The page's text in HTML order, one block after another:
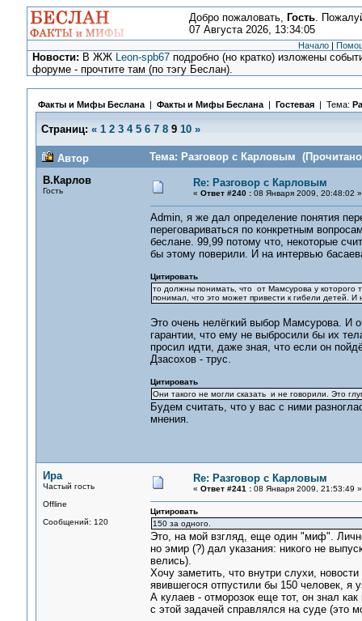
Добро пожаловать, Гость.
07 Августа 2026, 13:34:05
Начало |
Новости: В ЖЖ Leon-spb67 подробно (но кратко) изложены
форуме - прочтите там (по тэгу Беслан).
Факты и Мифы Беслана| Факты и Мифы Беслана| Гостевая | Тема:
Страниц: « 1 2 3 4 5 6 7 8 9 10 »
Автор
Тема: Разговор с Карловым (Прочитано
В.Карлов
Гость
Re: Разговор с Карловым
« Ответ #240 :08 Января 2009, 20:48:02 »
Admin, я же дал определение понятия
переговариваться по конкретным
беслане. 99,99 потому что, некоторые
бы этому поверили. И на интервью
Цитировать
то должны понимать, что от Мамсурова у которого
понимал, что это может привести к гибели детей.
Это очень нелёгкий выбор Мамсурова. И
гарантии, что ему не выбросили бы их
просил идти, даже зная, что если он
Дзасохов - трус.
Цитировать
Они такого не могли сказать и не говорили. Это
Будем считать, что у вас с ними
мнения.
Ира
Частый гость
Offline
Сообщений: 120
Re: Разговор с Карловым
« Ответ #241 :08 Января 2009, 21:53:49 »
Цитировать
150 за одного.
Это, на мой взгляд, еще один "миф".
но эмир (?) дал указания: никого не
велись).
Хочу заметить, что внутри слухи,
явившегося отпустили бы 150 человек, я
А кулаев - отморозок еще тот, он знал
с этой задачей справлялся на суде (это